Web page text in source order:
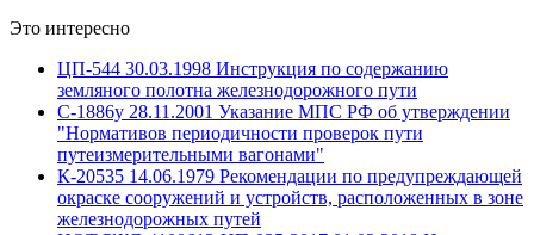
Это интересно
ЦП-544 30.03.1998 Инструкция по содержанию
земляного полотна железнодорожного пути
С-1886у 28.11.2001 Указание МПС РФ об утверждении
"Нормативов периодичности проверок пути
путеизмерительными вагонами"
К-20535 14.06.1979 Рекомендации по предупреждающей
окраске сооружений и устройств, расположенных в зоне
железнодорожных путей